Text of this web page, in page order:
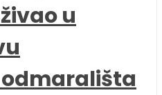
u